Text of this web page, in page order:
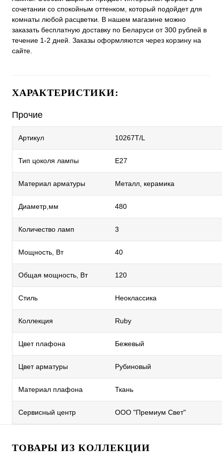
сочетании со спокойным оттенком, который подойдет для
комнаты любой расцветки. В нашем магазине можно
заказать бесплатную доставку по Беларуси от 300 рублей в
течение 1-2 дней. Заказы оформляются через корзину на
сайте.
ХАРАКТЕРИСТИКИ:
Прочие
Артикул 10267T/L
Тип цоколя лампы E27
Материал арматуры Металл, керамика
Диаметр,мм 480
Количество ламп 3
Мощность, Вт 40
Общая мощность, Вт 120
Стиль Неоклассика
Коллекция Ruby
Цвет плафона Бежевый
Цвет арматуры Рубиновый
Материал плафона Ткань
Сервисный центр ООО "Премиум Свет"
ТОВАРЫ ИЗ КОЛЛЕКЦИИ